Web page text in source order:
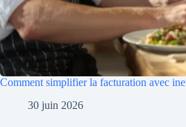
Comment simplifier la facturation avec
30 juin 2026